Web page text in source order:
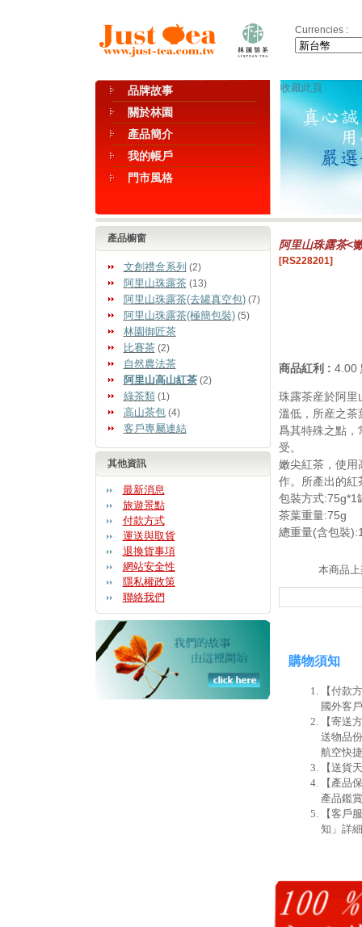
Currencies :
品牌故事
關於林園
產品簡介
我的帳戶
門市風格
收藏此頁
產品櫥窗
文創禮盒系列 (2)
阿里山珠露茶(13)
阿里山珠露茶(去罐真空包)(7)
阿里山珠露茶(極簡包裝)(5)
林園御匠茶
比賽茶(2)
自然農法茶
阿里山高山紅茶(2)
綠茶類 (1)
高山茶包(4)
客戶專屬連結
其他資訊
最新消息
旅遊景點
付款方式
運送與取貨
退換貨事項
網站安全性
隱私權政策
聯絡我們
阿里山珠露茶<
[RS228201]
商品紅利 : 4.00
珠露茶産於阿里
溫低，所産之茶
爲其特殊之點
受。
嫩尖紅茶，使用
作。所產出的紅
包裝方式:75g*1
茶葉重量:75g
總重量(含包裝
本商品
購物須知
【付款
國外客
【寄送
送物品
航空快
【送貨
【產品
產品鑑
【客戶
知」詳